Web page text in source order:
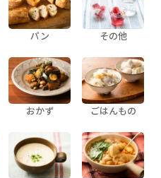
パン その他
おかず ごはんもの